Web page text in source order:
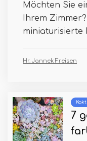
Möchten Sie
Ihrem
miniaturisierte
Hr. Jannek Freisen
7